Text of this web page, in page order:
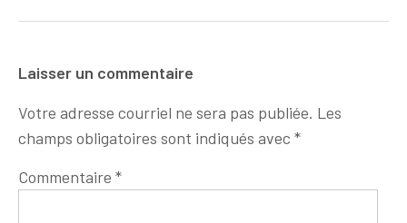
Laisser un commentaire
Votre adresse courriel ne sera pas publiée. Les
champs obligatoires sont indiqués avec *
Commentaire *